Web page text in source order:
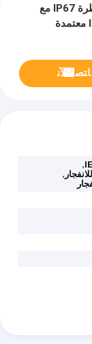
قناة مرنة مضادة للانفجار ATEX للمناطق الخطرة IP67 مع
ﺎﺘﺼﻟ ﺍﻶﻧ
,
,